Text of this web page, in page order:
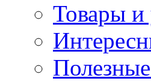
Товары и